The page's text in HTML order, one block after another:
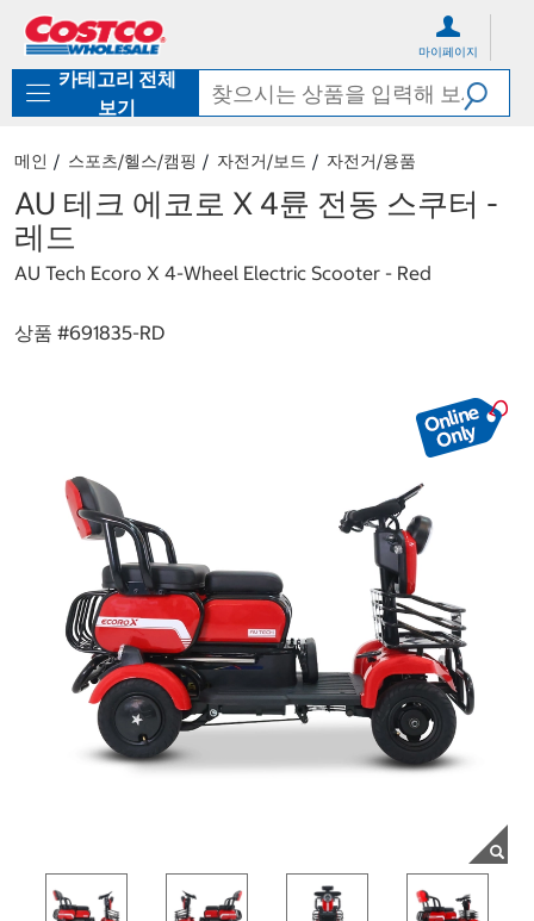
로
기
가
마이페이지
카테고리 전체
보기
메인 스포츠/헬스/캠핑 자전거/보드 자전거/용품
AU 테크 에코로 X 4륜 전동 스쿠터 -
레드
AU Tech Ecoro X 4-Wheel Electric Scooter - Red
상품 #691835-RD